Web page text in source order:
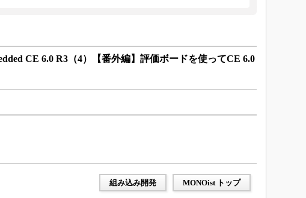
CE 6.0 R3（4）【番外編】評価ボードを使ってCE 6.0
組み込み開発 MONOist トップ